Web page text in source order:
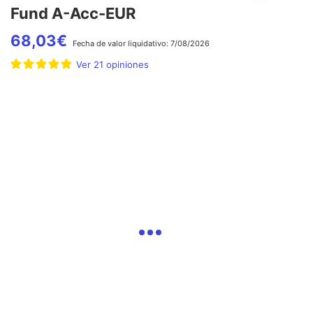
Fund A-Acc-EUR
68,03€ Fecha de valor liquidativo: 7/08/2026
Ver 21 opiniones